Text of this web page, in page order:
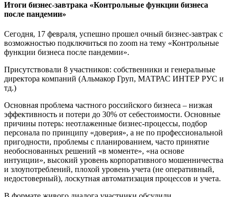
Итоги бизнес-завтрака «Контрольные функции бизнеса
после пандемии»
Сегодня, 17 февраля, успешно прошел очный бизнес-завтрак с
возможностью подключиться по zoom на тему «Контрольные
функции бизнеса после пандемии».
Присутствовали 8 участников: собственники и генеральные
директора компаний (Альмакор Груп, МАТРАС ИНТЕР РУС и
тд.)
Основная проблема частного российского бизнеса – низкая
эффективность и потери до 30% от себестоимости. Основные
причины потерь: неотлаженные бизнес-процессы, подбор
персонала по принципу «доверия», а не по профессиональной
пригодности, проблемы с планированием, часто принятие
необоснованных решений «в моменте», «на основе
интуиции», высокий уровень корпоративного мошенничества
и злоупотреблений, плохой уровень учета (не оперативный,
недостоверный), лоскутная автоматизация процессов и учета.